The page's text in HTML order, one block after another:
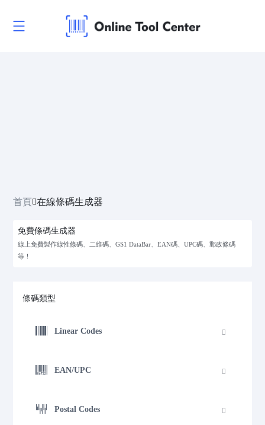
首頁 在線條碼生成器
免費條碼生成器
線上免費製作線性條碼、二維碼、GS1 DataBar、EAN碼、UPC碼、郵政條碼
等！
條碼類型
Linear Codes
EAN/UPC
Postal Codes